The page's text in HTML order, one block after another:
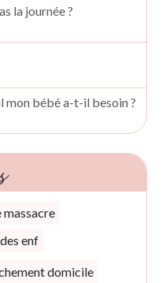
la journée ?
mon bébé a-t-il besoin ?
enf
domicile